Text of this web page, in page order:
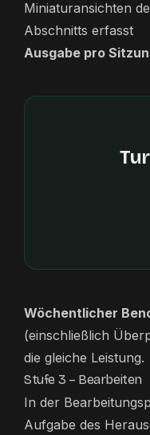
Miniaturansichten
Abschnitts erfasst
Ausgabe pro
Wöchentlicher
(einschließlich
die gleiche Leistung.
Stufe 3 – Bearbeiten
In der
Aufgabe des